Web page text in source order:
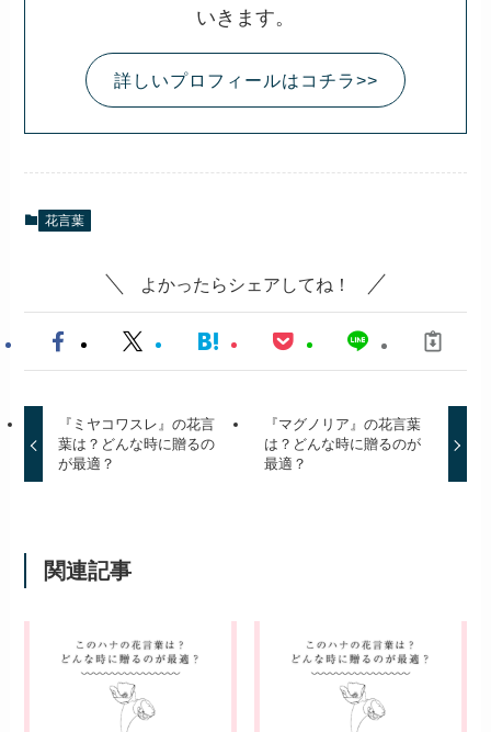
いきます。
詳しいプロフィールはコチラ>>
花言葉
よかったらシェアしてね！
『ミヤコワスレ』の花言
葉は？どんな時に贈るの
が最適？
『マグノリア』の花言葉
は？どんな時に贈るのが
最適？
関連記事